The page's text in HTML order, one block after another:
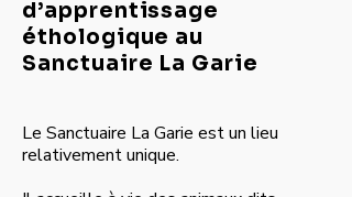
d’apprentissage
éthologique au
Sanctuaire La Garie
Le Sanctuaire La Garie est un lieu
relativement unique.